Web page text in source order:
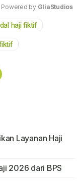
Mute
Powered by GliaStudios
haji fiktif
Layanan Haji
2026 dari BPS